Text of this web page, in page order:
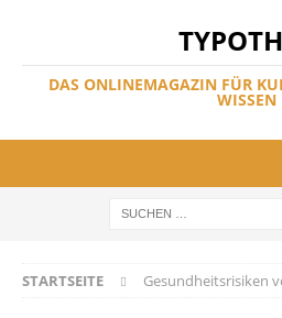
DAS ONLINEMAGAZIN FÜR
WISSEN
STARTSEITE Gesundheitsrisiken